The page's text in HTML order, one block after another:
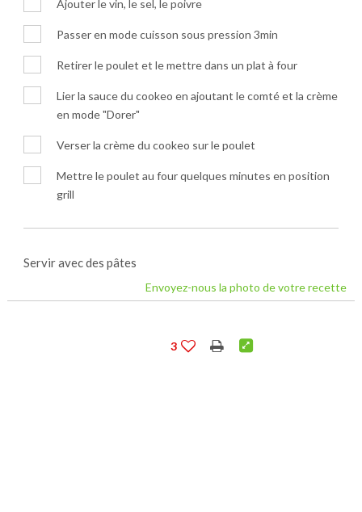
Ajouter le vin, le sel, le poivre
Passer en mode cuisson sous pression 3min
Retirer le poulet et le mettre dans un plat à four
Lier la sauce du cookeo en ajoutant le comté et la crème
en mode "Dorer"
Verser la crème du cookeo sur le poulet
Mettre le poulet au four quelques minutes en position
grill
Servir avec des pâtes
Envoyez-nous la photo de votre recette
3